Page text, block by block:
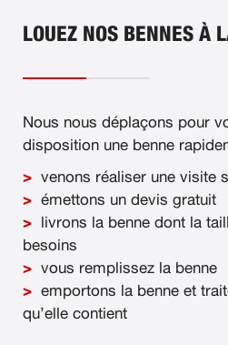
LOUEZ NOS BENNES À
Nous nous déplaçons pour
disposition une benne
venons réaliser une visite
émettons un devis gratuit
livrons la benne dont la
besoins
vous remplissez la benne
emportons la benne et
qu’elle contient